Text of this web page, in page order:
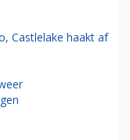
Castlelake haakt af